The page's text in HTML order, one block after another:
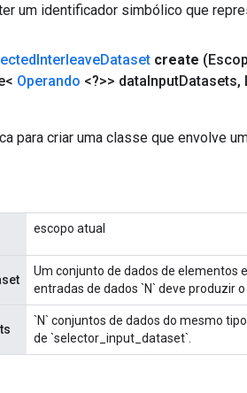
um identificador simbólico que
InterleaveDataset create
Operando <?>> dataInputDatasets,
para criar uma classe que envolve
escopo atual
Um conjunto de dados de elementos
entradas de dados `N` deve produzir
`N` conjuntos de dados do mesmo
de `selector_input_dataset`.